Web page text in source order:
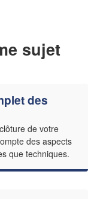
sujet
des
de votre
des aspects
que techniques.